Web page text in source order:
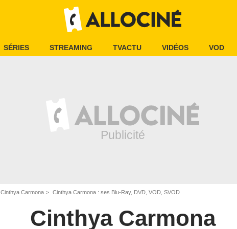
SÉRIES STREAMING TVACTU VIDÉOS VOD
Cinthya Carmona Cinthya Carmona : ses Blu-Ray, DVD, VOD, SVOD
Cinthya Carmona